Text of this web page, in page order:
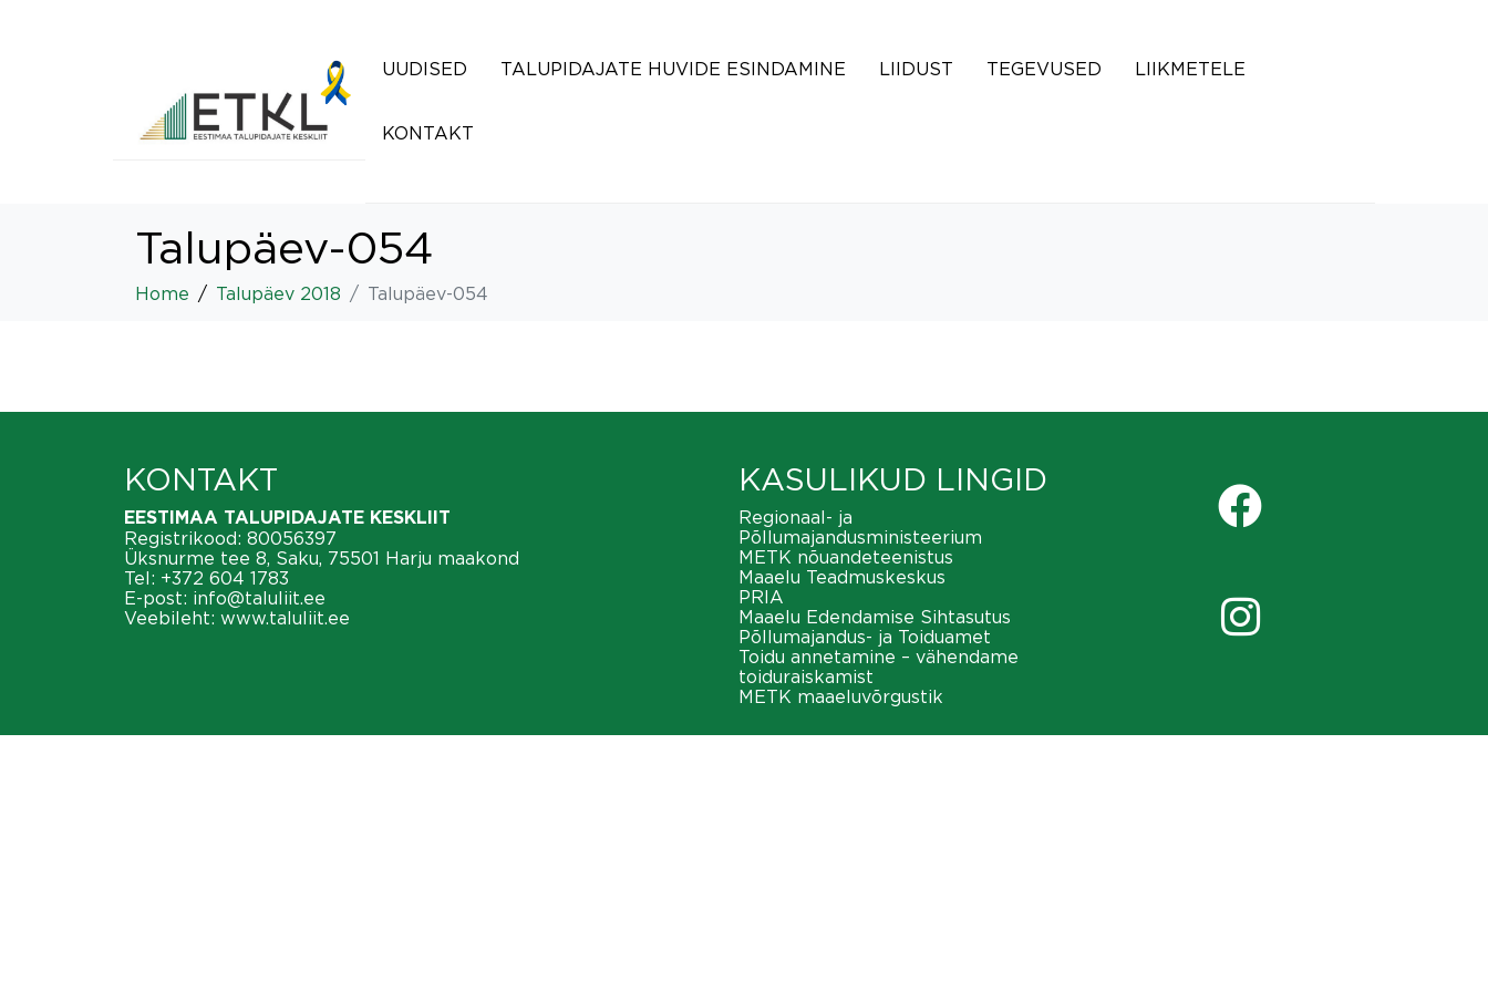
UUDISED TALUPIDAJATE HUVIDE ESINDAMINE LIIDUST TEGEVUSED LIIKMETELE
KONTAKT
Talupäev-054
Home Talupäev 2018 Talupäev-054
KONTAKT
EESTIMAA TALUPIDAJATE KESKLIIT
Registrikood: 80056397
Üksnurme tee 8, Saku, 75501 Harju maakond
Tel: +372 604 1783
E-post: info@taluliit.ee
Veebileht: www.taluliit.ee
KASULIKUD LINGID
Regionaal- ja
Põllumajandusministeerium
METK nõuandeteenistus
Maaelu Teadmuskeskus
PRIA
Maaelu Edendamise Sihtasutus
Põllumajandus- ja Toiduamet
Toidu annetamine – vähendame
toiduraiskamist
METK maaeluvõrgustik